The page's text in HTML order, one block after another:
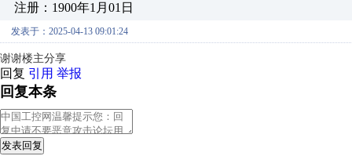
注册：1900年1月01日
发表于：2025-04-13 09:01:24
谢谢楼主分享
回复 引用 举报
回复本条
发表回复